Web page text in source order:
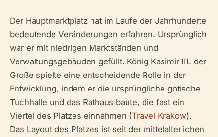
Der Hauptmarktplatz hat im Laufe der Jahrhunderte
bedeutende Veränderungen erfahren. Ursprünglich
war er mit niedrigen Marktständen und
Verwaltungsgebäuden gefüllt. König Kasimir III. der
Große spielte eine entscheidende Rolle in der
Entwicklung, indem er die ursprüngliche gotische
Tuchhalle und das Rathaus baute, die fast ein
Viertel des Platzes einnahmen (Travel Krakow).
Das Layout des Platzes ist seit der mittelalterlichen